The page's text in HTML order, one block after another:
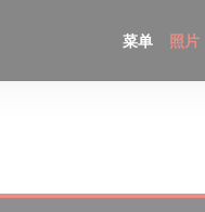
菜单 照片